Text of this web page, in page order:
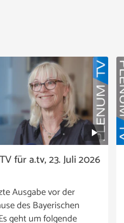
für a.tv, 23. Juli 2026
Ausgabe vor der
des Bayerischen
geht um folgende